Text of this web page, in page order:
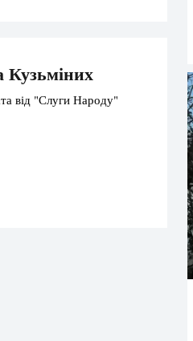
від "Слуги Народу"